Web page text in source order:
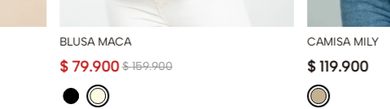
BLUSA MACA
$ 159.900
$ 79.900
CAMISA MILY
$ 119.900